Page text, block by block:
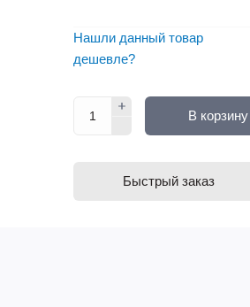
Нашли данный товар
дешевле?
В корзину
Быстрый заказ